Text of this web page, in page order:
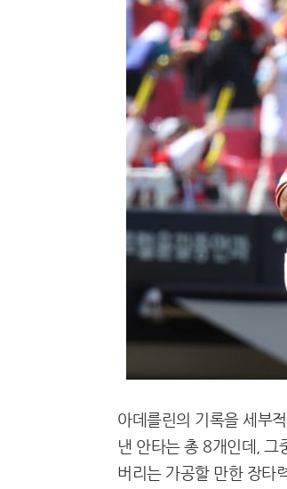
아데를린의 기록을 세부
낸 안타는 총 8개인데, 그
버리는 가공할 만한 장타